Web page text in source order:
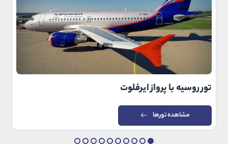
تور روسیه با پرواز ایرفلوت
مشاهده تورها